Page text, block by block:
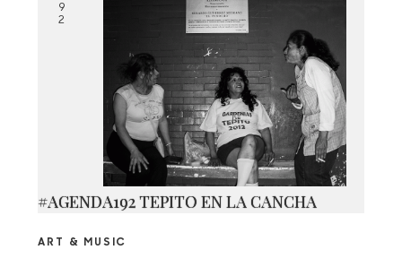
9
2
#AGENDA192 TEPITO EN LA CANCHA
ART & MUSIC